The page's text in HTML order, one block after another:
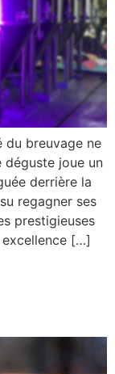
du breuvage ne
joue un
derrière la
regagner ses
prestigieuses
[…]